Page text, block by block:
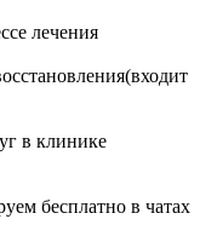
лечения
в клинике
бесплатно в чатах